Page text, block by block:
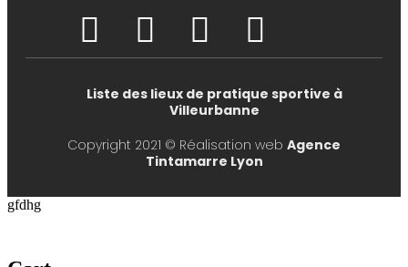
Liste des lieux de pratique sportive à
Villeurbanne
Copyright 2021 © Réalisation web Agence
Tintamarre Lyon
gfdhg